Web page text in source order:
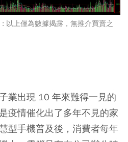
以上僅為數據揭露，無推介買賣之
業出現 10 年來難得一見的
疫情催化出了多年不見的家
型手機普及後，消費者每年